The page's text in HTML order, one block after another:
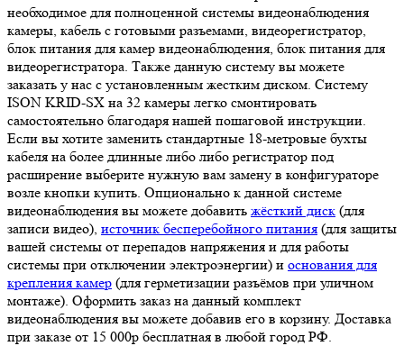
необходимое для полноценной системы видеонаблюдения
камеры, кабель с готовыми разъемами, видеорегистратор,
блок питания для камер видеонаблюдения, блок питания для
видеорегистратора. Также данную систему вы можете
заказать у нас с установленным жестким диском. Систему
ISON KRID-SX на 32 камеры легко смонтировать
самостоятельно благодаря нашей пошаговой инструкции.
Если вы хотите заменить стандартные 18-метровые бухты
кабеля на более длинные либо либо регистратор под
расширение выберите нужную вам замену в конфигураторе
возле кнопки купить. Опционально к данной системе
видеонаблюдения вы можете добавить жёсткий диск (для
записи видео), источник бесперебойного питания (для защиты
вашей системы от перепадов напряжения и для работы
системы при отключении электроэнергии) и основания для
крепления камер (для герметизации разъёмов при уличном
монтаже). Оформить заказ на данный комплект
видеонаблюдения вы можете добавив его в корзину. Доставка
при заказе от 15 000р бесплатная в любой город РФ.